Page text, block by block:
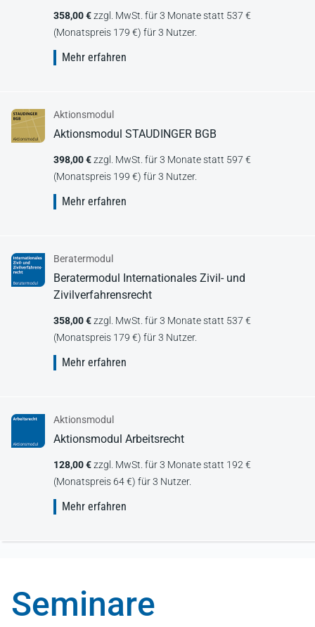
358,00 €zzgl. MwSt. für 3 Monate statt 537 €
(Monatspreis 179 €) für 3 Nutzer.
Mehr erfahren
Aktionsmodul
Aktionsmodul STAUDINGER BGB
398,00 €zzgl. MwSt. für 3 Monate statt 597 €
(Monatspreis 199 €) für 3 Nutzer.
Mehr erfahren
Beratermodul
Beratermodul Internationales Zivil- und
Zivilverfahrensrecht
358,00 €zzgl. MwSt. für 3 Monate statt 537 €
(Monatspreis 179 €) für 3 Nutzer.
Mehr erfahren
Aktionsmodul
Aktionsmodul Arbeitsrecht
128,00 €zzgl. MwSt. für 3 Monate statt 192 €
(Monatspreis 64 €) für 3 Nutzer.
Mehr erfahren
Seminare